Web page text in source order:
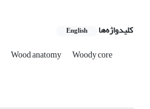
کلیدواژه‌ها English
Wood anatomy Woody core